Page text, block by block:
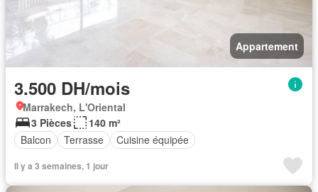
Appartement
3.500 DH/mois
Marrakech, L'Oriental
3 Pièces
140 m²
Balcon
Terrasse Cuisine équipée
Il y a 3 semaines, 1 jour